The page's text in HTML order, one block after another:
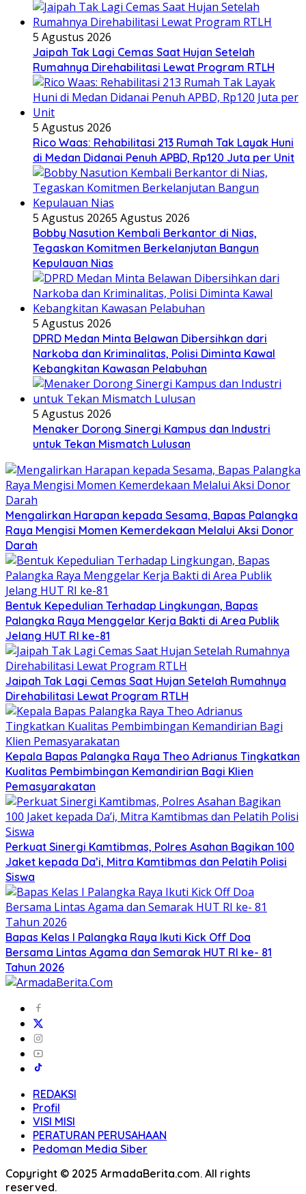
5 Agustus 2026
Jaipah Tak Lagi Cemas Saat Hujan Setelah
Rumahnya Direhabilitasi Lewat Program RTLH
5 Agustus 2026
Rico Waas: Rehabilitasi 213 Rumah Tak Layak Huni
di Medan Didanai Penuh APBD, Rp120 Juta per Unit
5 Agustus 20265 Agustus 2026
Bobby Nasution Kembali Berkantor di Nias,
Tegaskan Komitmen Berkelanjutan Bangun
Kepulauan Nias
5 Agustus 2026
DPRD Medan Minta Belawan Dibersihkan dari
Narkoba dan Kriminalitas, Polisi Diminta Kawal
Kebangkitan Kawasan Pelabuhan
5 Agustus 2026
Menaker Dorong Sinergi Kampus dan Industri
untuk Tekan Mismatch Lulusan
Mengalirkan Harapan kepada Sesama, Bapas Palangka
Raya Mengisi Momen Kemerdekaan Melalui Aksi Donor
Darah
Bentuk Kepedulian Terhadap Lingkungan, Bapas
Palangka Raya Menggelar Kerja Bakti di Area Publik
Jelang HUT RI ke-81
Jaipah Tak Lagi Cemas Saat Hujan Setelah Rumahnya
Direhabilitasi Lewat Program RTLH
Kepala Bapas Palangka Raya Theo Adrianus Tingkatkan
Kualitas Pembimbingan Kemandirian Bagi Klien
Pemasyarakatan
Perkuat Sinergi Kamtibmas, Polres Asahan Bagikan 100
Jaket kepada Da’i, Mitra Kamtibmas dan Pelatih Polisi
Siswa
Bapas Kelas I Palangka Raya Ikuti Kick Off Doa
Bersama Lintas Agama dan Semarak HUT RI ke- 81
Tahun 2026
REDAKSI
Profil
VISI MISI
PERATURAN PERUSAHAAN
Pedoman Media Siber
Copyright © 2025 ArmadaBerita.com. All rights
reserved.